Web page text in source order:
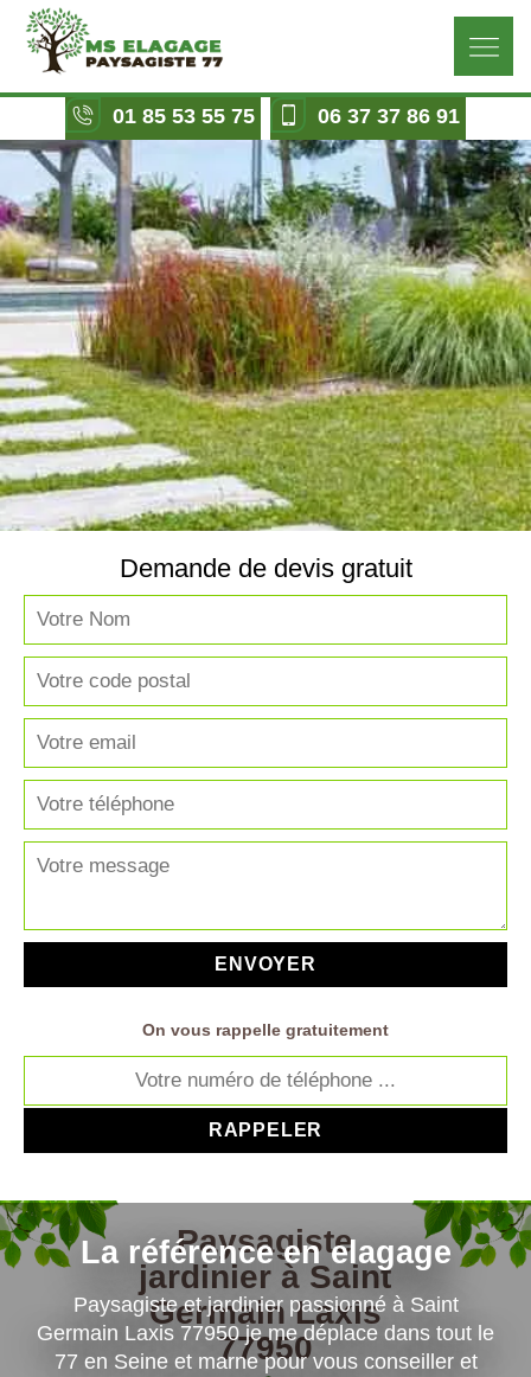
01 85 53 55 75 06 37 37 86 91
La référence en elagage
Paysagiste et jardinier passionné à Saint
Germain Laxis 77950 je me déplace dans tout le
77 en Seine et marne pour vous conseiller et
Demande de devis gratuit
On vous rappelle gratuitement
Paysagiste
jardinier à Saint
Germain Laxis
77950